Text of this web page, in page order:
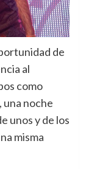
de
al
como
una noche
unos y de los
misma